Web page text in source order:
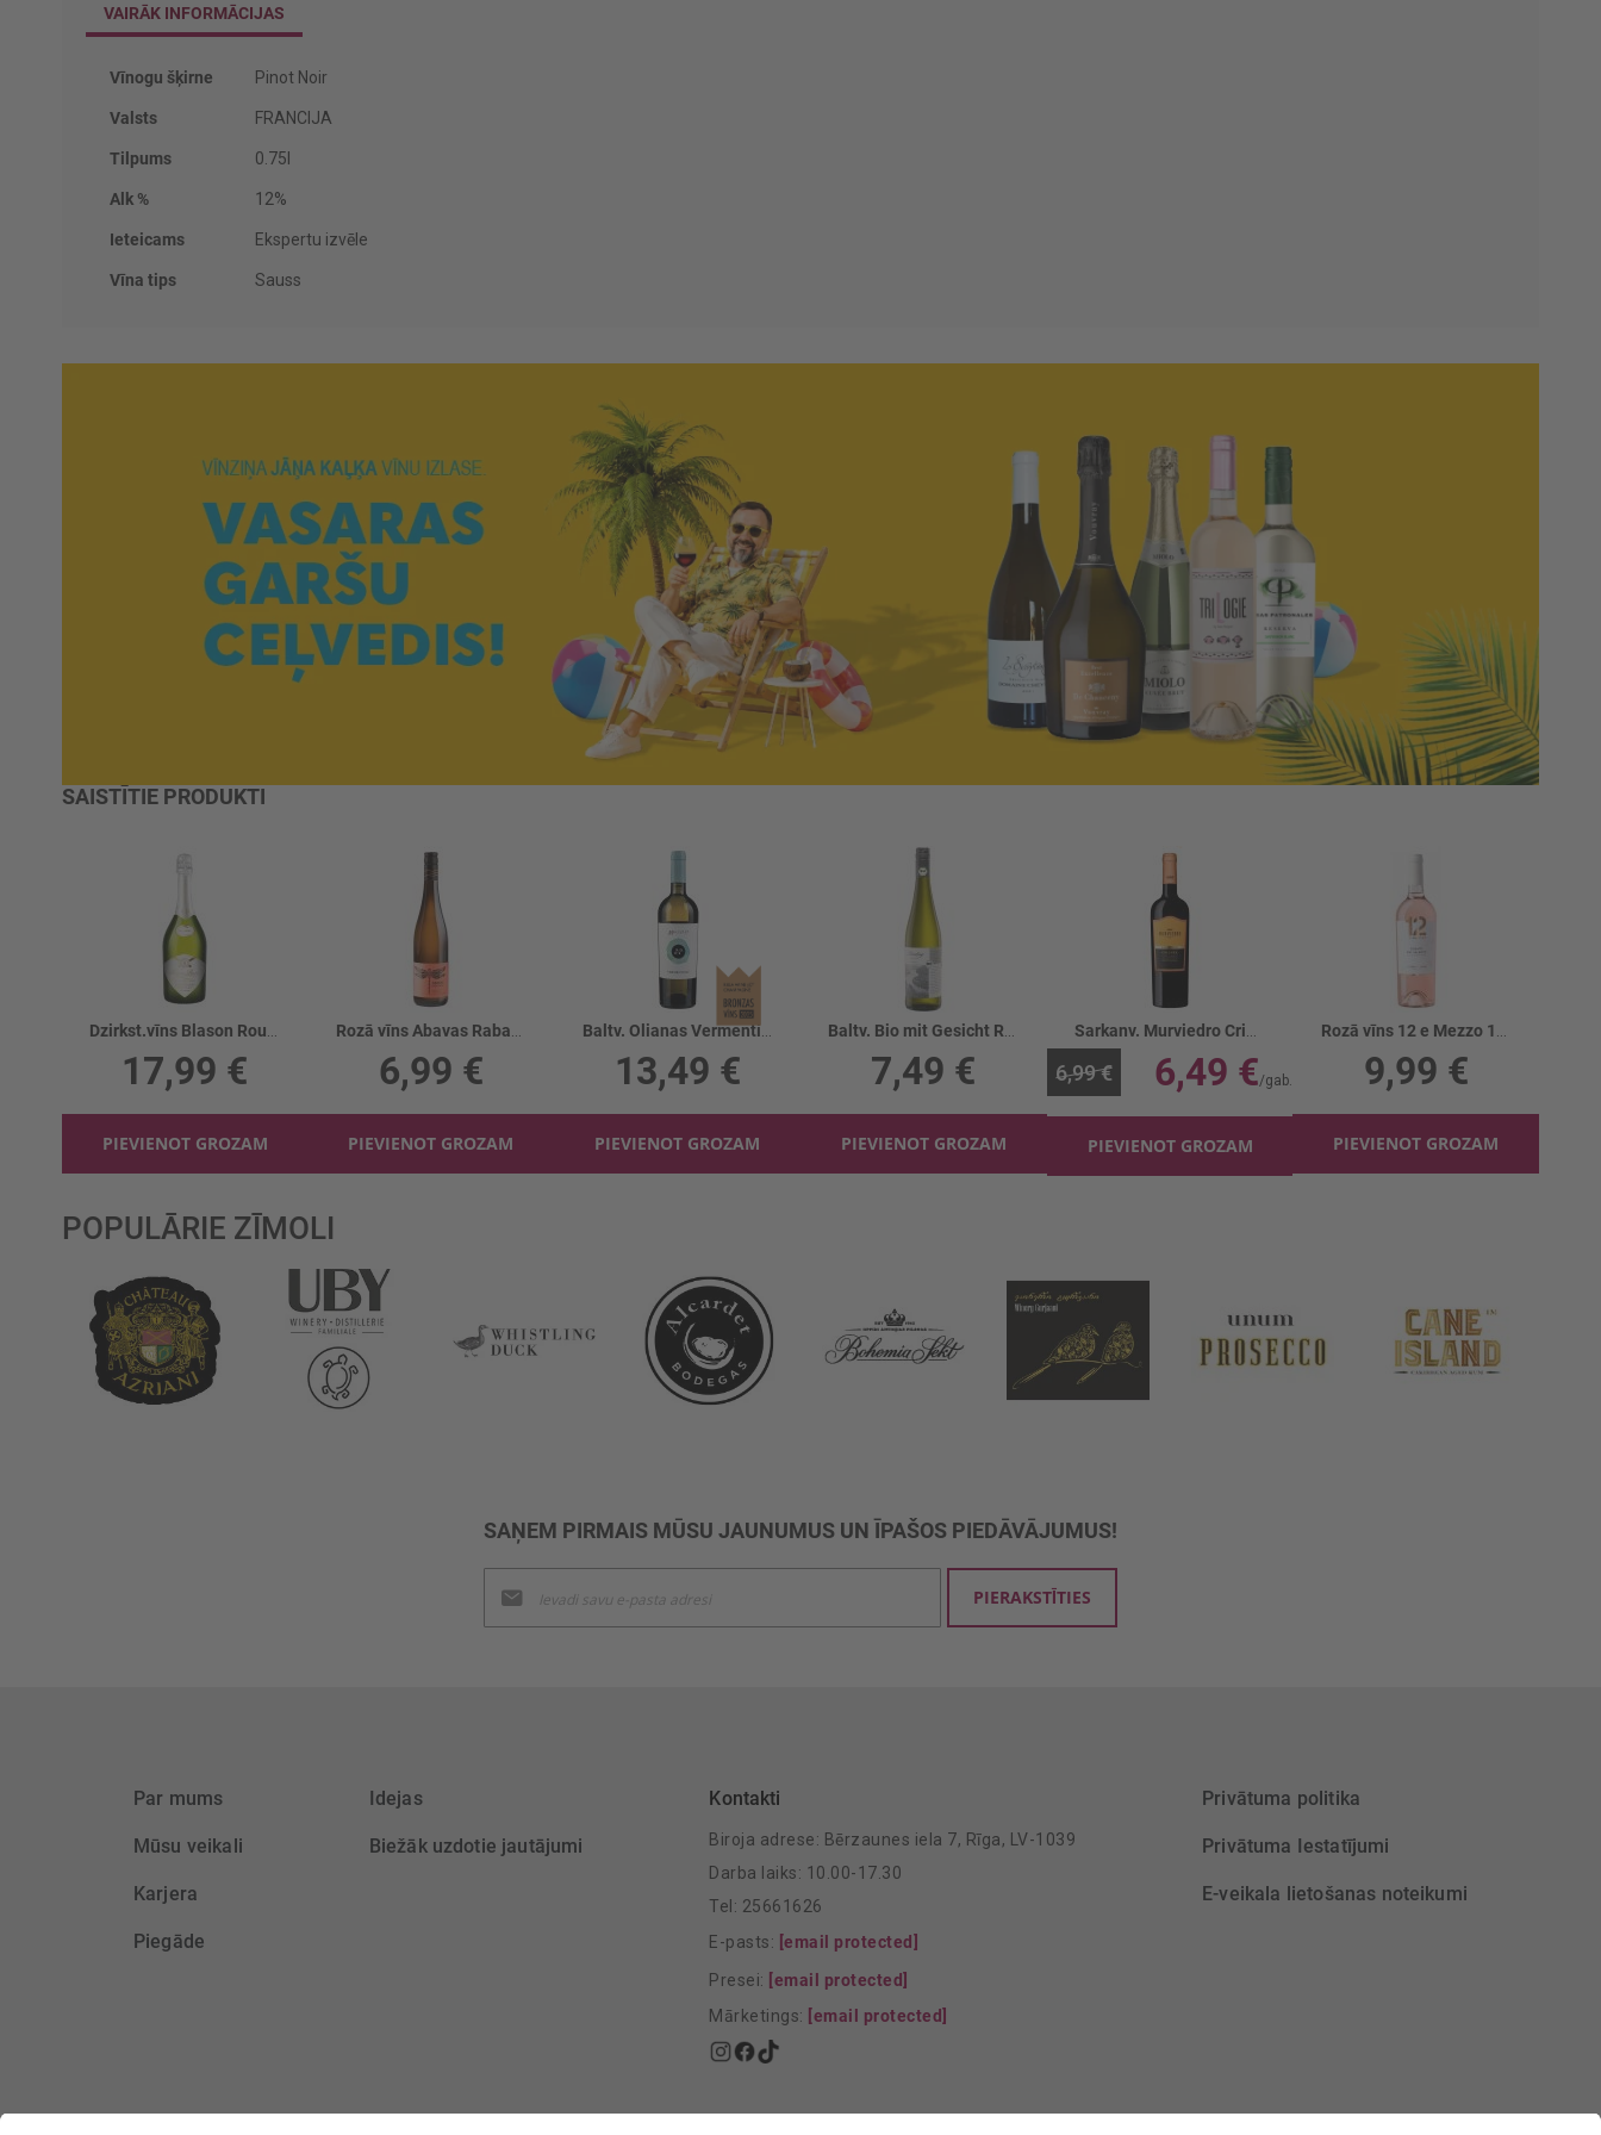
VAIRĀK INFORMĀCIJAS
Vairāk
Vīnogu šķirne Pinot Noir
Valsts FRANCIJA
Tilpums 0.75l
Alk % 12%
Ieteicams Ekspertu izvēle
Vīna tips Sauss
SAISTĪTIE PRODUKTI
Dzirkst.vīns Blason Rouge White Edition 12%
17,99 €
PIEVIENOT GROZAM
Rozā vīns Abavas Rabarberu 12%
6,99 €
PIEVIENOT GROZAM
Baltv. Olianas Vermentino Di Sardegna 13.5%
13,49 €
PIEVIENOT GROZAM
Baltv. Bio mit Gesicht Riesling 11%
7,49 €
PIEVIENOT GROZAM
Sarkanv. Murviedro Crianza 13.5%
6,99 € 6,49 €
PIEVIENOT GROZAM
Rozā vīns 12 e Mezzo 12.5%
9,99 €
PIEVIENOT GROZAM
POPULĀRIE ZĪMOLI
SAŅEM PIRMAIS MŪSU JAUNUMUS UN ĪPAŠOS PIEDĀVĀJUMUS!
jaunumu
saņemšanai:
PIERAKSTĪTIES
Par mums
Mūsu veikali
Karjera
Piegāde
Idejas
Biežāk uzdotie jautājumi
Kontakti
Biroja adrese: Bērzaunes iela 7, Rīga, LV-1039
Darba laiks: 10.00-17.30
Tel: 25661626
E-pasts: [email protected]
Presei: [email protected]
Mārketings: [email protected]
Privātuma politika
Privātuma Iestatījumi
E-veikala lietošanas noteikumi